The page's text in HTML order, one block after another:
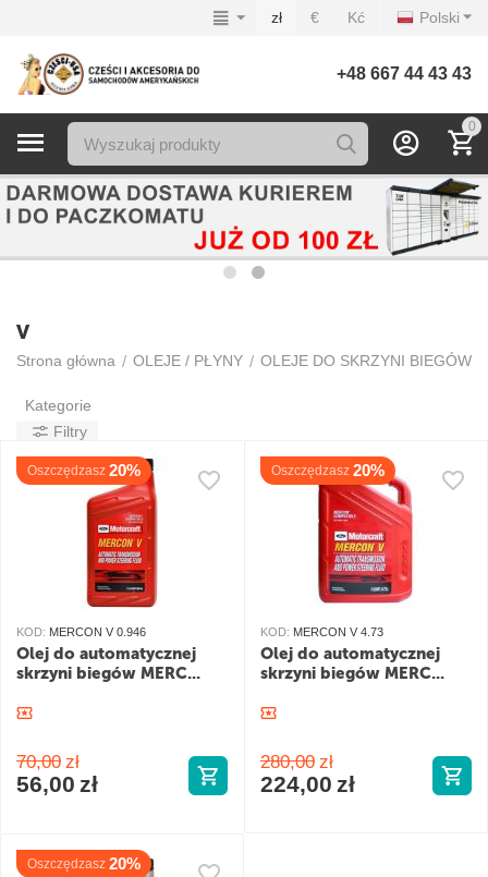
Polski
zł € Kć
+48 667 44 43 43
0
V
Strona główna / OLEJE / PŁYNY / OLEJE DO SKRZYNI BIEGÓW
Kategorie
Filtry
Oszczędzasz 20%
KOD: MERCON V 0.946
Olej do automatycznej
skrzyni biegów MERC...
70,00 zł
56,00 zł
Oszczędzasz 20%
KOD: MERCON V 4.73
Olej do automatycznej
skrzyni biegów MERC...
280,00 zł
224,00 zł
Oszczędzasz 20%